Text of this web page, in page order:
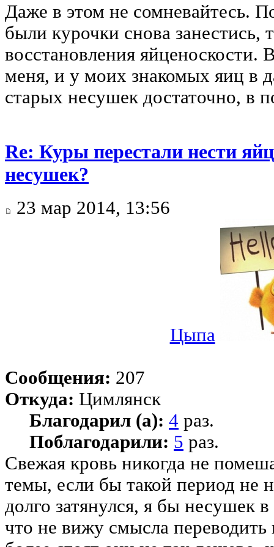
Даже в этом не сомневайтесь.
были курочки снова занестись,
восстановления яйценоскости.
меня, и у моих знакомых яиц в
старых несушек достаточно, в
Re: Куры перестали нести
несушек?
23 мар 2014, 13:56
Цыпа
Сообщения: 207
Откуда: Цимлянск
Благодарил (а): 4 раз.
Поблагодарили: 5 раз.
Свежая кровь никогда не
темы, если бы такой период не
долго затянулся, я бы несушек
что не вижу смысла переводить